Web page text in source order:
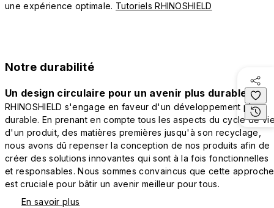
une expérience optimale. Tutoriels RHINOSHIELD
Notre durabilité
Un design circulaire pour un avenir plus durable
RHINOSHIELD s'engage en faveur d'un développement plus
durable. En prenant en compte tous les aspects du cycle de
d'un produit, des matières premières jusqu'à son recyclage,
nous avons dû repenser la conception de nos produits afin de
créer des solutions innovantes qui sont à la fois fonctionnelles
et responsables. Nous sommes convaincus que cette approche
est cruciale pour bâtir un avenir meilleur pour tous.
En savoir plus